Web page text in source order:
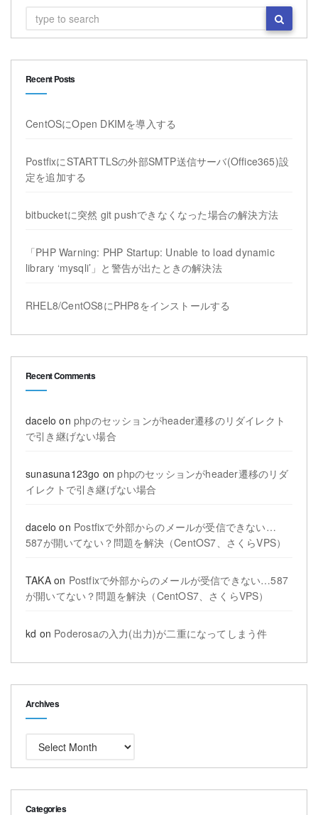
Recent Posts
CentOSにOpen DKIMを導入する
PostfixにSTARTTLSの外部SMTP送信サーバ(Office365)設
定を追加する
bitbucketに突然 git pushできなくなった場合の解決方法
「PHP Warning: PHP Startup: Unable to load dynamic
library ‘mysqli’」と警告が出たときの解決法
RHEL8/CentOS8にPHP8をインストールする
Recent Comments
dacelo onphpのセッションがheader遷移のリダイレクト
で引き継げない場合
sunasuna123go onphpのセッションがheader遷移のリダ
イレクトで引き継げない場合
dacelo on Postfixで外部からのメールが受信できない…
587が開いてない？問題を解決（CentOS7、さくらVPS）
TAKAon Postfixで外部からのメールが受信できない…587
が開いてない？問題を解決（CentOS7、さくらVPS）
kd on Poderosaの入力(出力)が二重になってしまう件
ArchivesArchives
Categories